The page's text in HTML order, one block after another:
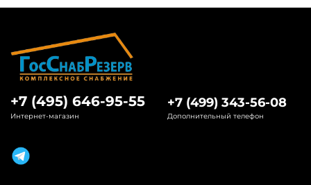
+7 (495) 646-95-55
Интернет-магазин
+7 (499) 343-56-08
Дополнительный телефон